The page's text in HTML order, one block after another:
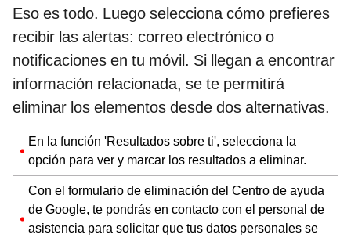
Eso es todo. Luego selecciona cómo prefieres
recibir las alertas: correo electrónico o
notificaciones en tu móvil. Si llegan a encontrar
información relacionada, se te permitirá
eliminar los elementos desde dos alternativas.
En la función 'Resultados sobre ti', selecciona la
opción para ver y marcar los resultados a eliminar.
Con el formulario de eliminación del Centro de ayuda
de Google, te pondrás en contacto con el personal de
asistencia para solicitar que tus datos personales se